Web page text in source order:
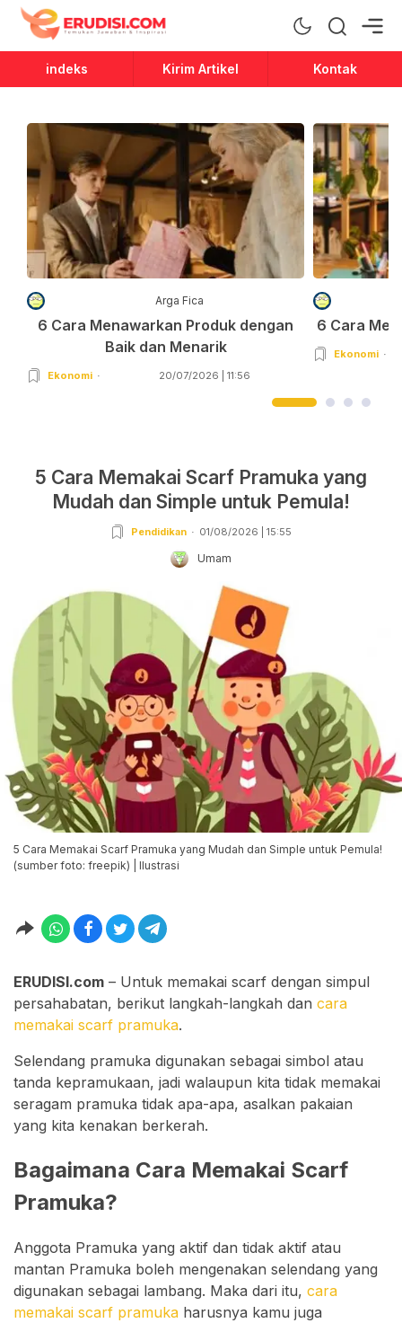
Erudisi
Temukan Jawaban dan Inspirasi
indeks Kirim Artikel Kontak
Arga Fica
6 Cara Menawarkan Produk dengan
Baik dan Menarik
Ekonomi 20/07/2026 | 11:56
6 Cara
Ekonomi
5 Cara Memakai Scarf Pramuka yang
Mudah dan Simple untuk Pemula!
Pendidikan 01/08/2026 | 15:55
Umam
5 Cara Memakai Scarf Pramuka yang Mudah dan Simple untuk Pemula!
(sumber foto: freepik) | Ilustrasi
ERUDISI.com – Untuk memakai scarf dengan simpul
persahabatan, berikut langkah-langkah dan cara
memakai scarf pramuka.
Selendang pramuka digunakan sebagai simbol atau
tanda kepramukaan, jadi walaupun kita tidak memakai
seragam pramuka tidak apa-apa, asalkan pakaian
yang kita kenakan berkerah.
Bagaimana Cara Memakai Scarf
Pramuka?
Anggota Pramuka yang aktif dan tidak aktif atau
mantan Pramuka boleh mengenakan selendang yang
digunakan sebagai lambang. Maka dari itu, cara
memakai scarf pramuka harusnya kamu juga